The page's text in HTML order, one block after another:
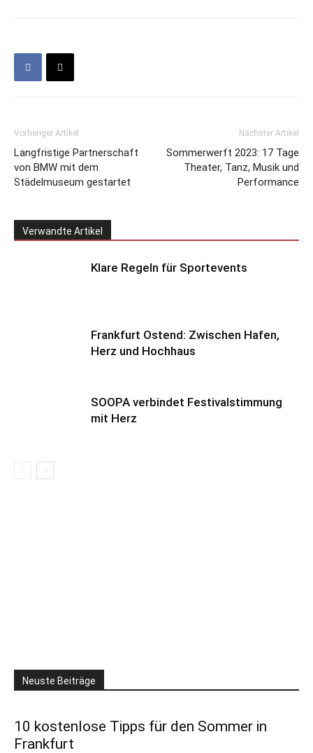
Vorheriger Artikel
Langfristige Partnerschaft
von BMW mit dem
Städelmuseum gestartet
Nächster Artikel
Sommerwerft 2023: 17 Tage
Theater, Tanz, Musik und
Performance
Verwandte Artikel
Klare Regeln für Sportevents
Frankfurt Ostend: Zwischen Hafen,
Herz und Hochhaus
SOOPA verbindet Festivalstimmung
mit Herz
Neuste Beiträge
10 kostenlose Tipps für den Sommer in
Frankfurt